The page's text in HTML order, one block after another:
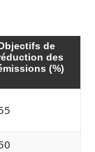
de
des
(%)